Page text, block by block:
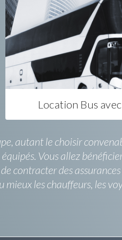
Location Bus
autant le choisir
Vous allez
contracter des
les chauffeurs, les